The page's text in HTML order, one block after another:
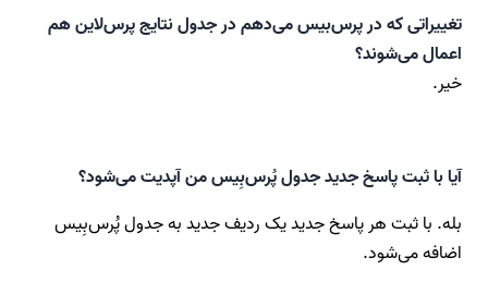
تغییراتی که در پرس‌بیس می‌دهم در جدول نتایج پرس‌لاین هم
اعمال می‌شوند؟
خیر.
آیا با ثبت پاسخ جدید جدول پُرس‌بِیس من آپدیت می‌شود؟
بله. با ثبت هر پاسخ جدید یک ردیف جدید به جدول پُرس‌بِیس
اضافه می‌شود.